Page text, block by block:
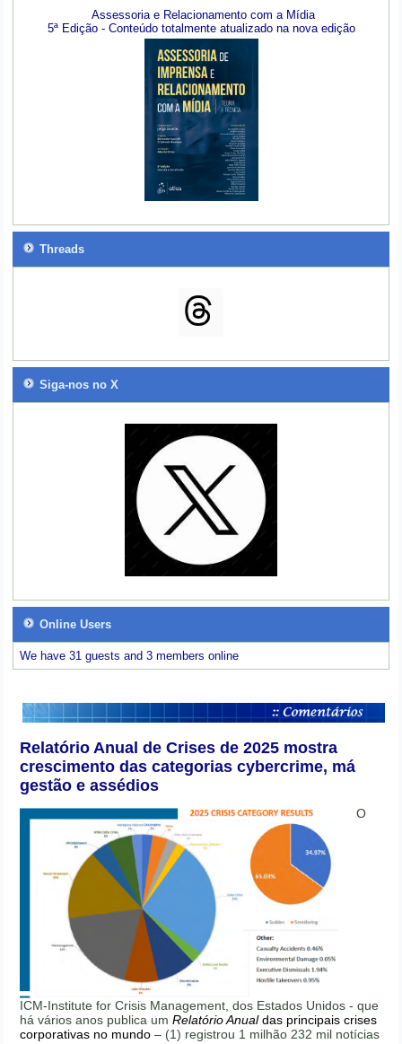
Assessoria e Relacionamento com a Mídia
5ª Edição - Conteúdo totalmente atualizado na nova edição
Threads
Siga-nos no X
Online Users
We have 31 guests and 3 members online
Relatório Anual de Crises de 2025 mostra
crescimento das categorias cybercrime, má
gestão e assédios
O
ICM-Institute for Crisis Management, dos Estados Unidos - que
há vários anos publica umRelatório Anualdas principais crises
corporativas no mundo – (1) registrou 1 milhão 232 mil notícias